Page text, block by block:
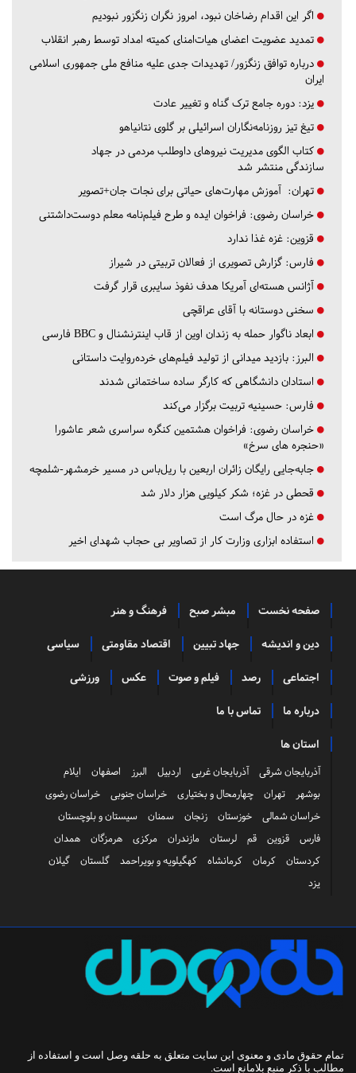
اگر این اقدام رضاخان نبود، امروز نگران زنگزور نبودیم
تمدید عضویت اعضای هیات‌امنای کمیته امداد توسط رهبر انقلاب
درباره توافق زنگزور/ تهدیدات جدی علیه منافع ملی جمهوری اسلامی
ایران
یزد: دوره جامع ترک گناه و تغییر عادت
تیغ تیز روزنامه‌نگاران اسرائیلی بر گلوی نتانیاهو
کتاب الگوی مدیریت نیروهای داوطلب مردمی در جهاد
سازندگی منتشر شد
تهران: آموزش مهارت‌های حیاتی برای نجات جان+تصویر
خراسان رضوی: فراخوان ایده و طرح فیلم‌نامه معلم دوست‌داشتنی
قزوین: غزه غذا ندارد
فارس: گزارش تصویری از فعالان تربیتی در شیراز
آژانس هسته‌ای آمریکا هدف نفوذ سایبری قرار گرفت
سخنی دوستانه با آقای عراقچی
ابعاد ناگوار حمله به زندان اوین از قاب اینترنشنال و BBC فارسی
البرز: بازدید میدانی از تولید فیلم‌های خرده‌روایت داستانی
استادان دانشگاهی که کارگر ساده ساختمانی شدند
فارس: حسینیه تربیت برگزار می‌کند
خراسان رضوی: فراخوان هشتمین کنگره سراسری شعر عاشورا
«حنجره های سرخ»
جابه‌جایی رایگان زائران اربعین با ریل‌باس در مسیر خرمشهر-شلمچه
قحطی در غزه؛ شکر کیلویی هزار دلار شد
غزه در حال مرگ است
استفاده ابزاری وزارت کار از تصاویر بی حجاب شهدای اخیر
صفحه نخست مبشر صبح فرهنگ و هنر
دین و اندیشه جهاد تبیین اقتصاد مقاومتی سیاسی
اجتماعی رصد فیلم و صوت عکس ورزشی
درباره ما تماس با ما
استان ها
آذربایجان شرقی آذربایجان غربی اردبیل البرز اصفهان
ایلام
بوشهر
تهران چهارمحال و بختیاری خراسان جنوبی
خراسان رضوی
خراسان شمالی
خوزستان زنجان سمنان
سیستان و بلوچستان
فارس
قزوین قم لرستان مازندران مرکزی هرمزگان
همدان
کردستان
کرمان کرمانشاه کهگیلویه و بویراحمد گلستان
گیلان
یزد
تمام حقوق مادی و معنوی این سایت متعلق به حلقه وصل است و استفاده از
مطالب با ذکر منبع بلامانع است.